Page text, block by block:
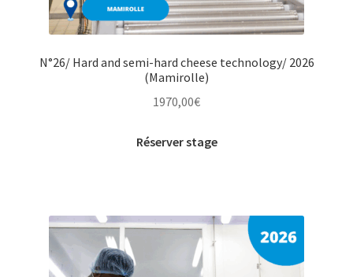
N°26/ Hard and semi-hard cheese technology/ 2026
(Mamirolle)
1970,00€
Réserver stage